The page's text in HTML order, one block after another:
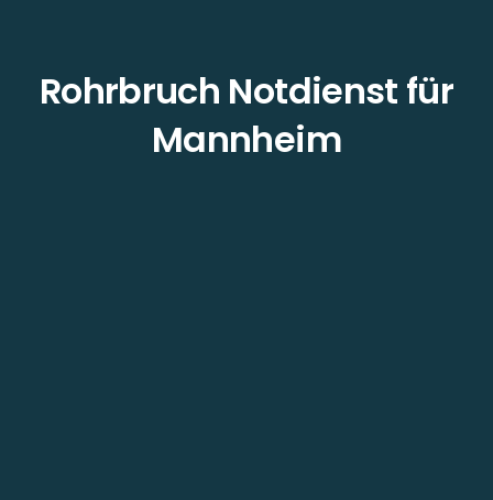
Rohrbruch Notdienst für
Mannheim